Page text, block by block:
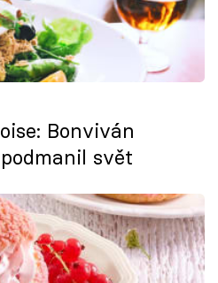
Bonviván
svět